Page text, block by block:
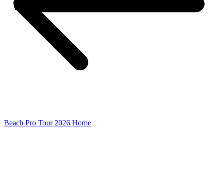
Beach Pro Tour 2026 Home